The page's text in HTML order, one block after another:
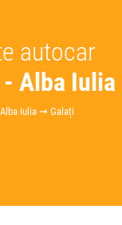
autocar
Alba Iulia
Iulia ➞ Galați